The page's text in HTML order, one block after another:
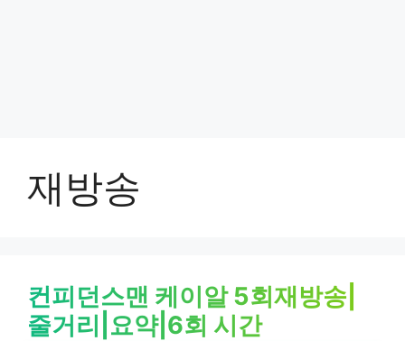
재방송
컨피던스맨 케이알 5회재방송|
줄거리|요약|6회 시간